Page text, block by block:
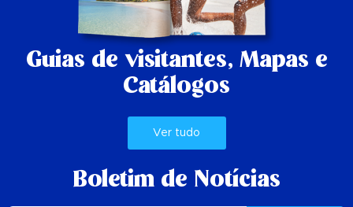
Guias de visitantes, Mapas e
Catálogos
Ver tudo
Boletim de Notícias